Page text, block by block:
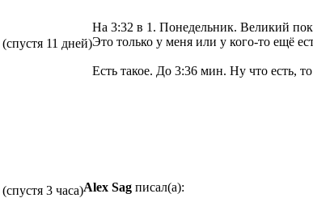
(спустя 11 дней)
На 3:32 в 1. Понедельник. Великий
Это только у меня или у кого-то ещё
Есть такое. До 3:36 мин. Ну что есть, то
(спустя 3 часа)Alex Sag писал(а):